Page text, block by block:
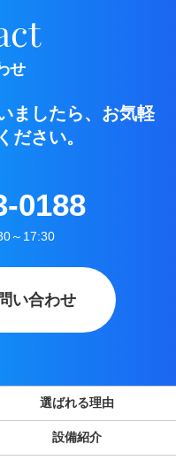
せ
ましたら、お気軽
ださい。
0188
～17:30
い合わせ
選ばれる理由
設備紹介